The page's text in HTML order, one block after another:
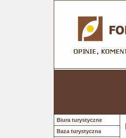
Biura turystyczne
Baza turystyczna